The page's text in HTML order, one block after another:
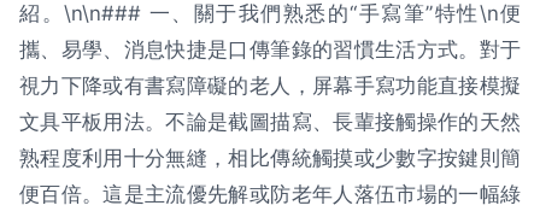
紹。\n\n### 一、關于我們熟悉的“手寫筆”特性\n便
攜、易學、消息快捷是口傳筆錄的習慣生活方式。對于
視力下降或有書寫障礙的老人，屏幕手寫功能直接模擬
文具平板用法。不論是截圖描寫、長輩接觸操作的天然
熟程度利用十分無縫，相比傳統觸摸或少數字按鍵則簡
便百倍。這是主流優先解或防老年人落伍市場的一幅綠